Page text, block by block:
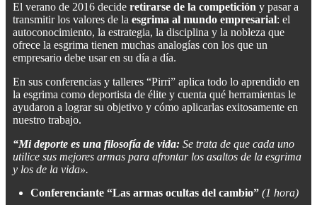
El verano de 2016 decide retirarse de la competición y pasar a
transmitir los valores de la esgrima al mundo empresarial: el
autoconocimiento, la estrategia, la disciplina y la nobleza que
ofrece la esgrima tienen muchas analogías con los que un
empresario debe usar en su día a día.
En sus conferencias y talleres “Pirri” aplica todo lo aprendido en
la esgrima como deportista de élite y cuenta qué herramientas le
ayudaron a lograr su objetivo y cómo aplicarlas exitosamente en
nuestro trabajo.
“Mi deporte es una filosofía de vida: Se trata de que cada uno
utilice sus mejores armas para afrontar los asaltos de la esgrima
y los de la vida».
Conferenciante “Las armas ocultas del cambio” (1 hora)